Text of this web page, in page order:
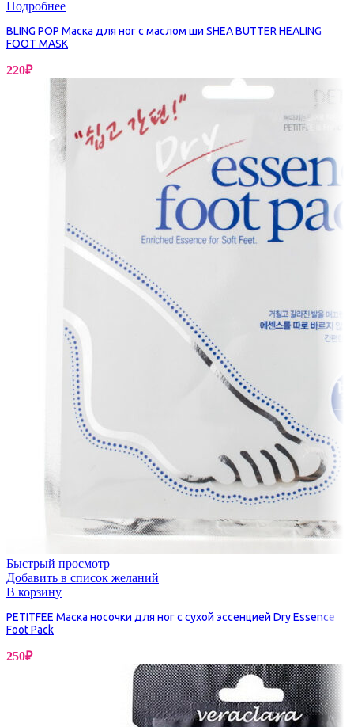
Подробнее
BLING POP Маска для ног с маслом ши SHEA BUTTER HEALING
FOOT MASK
220₽
Быстрый просмотр
Добавить в список желаний
В корзину
PETITFEE Маска носочки для ног с сухой эссенцией Dry Essence
Foot Pack
250₽